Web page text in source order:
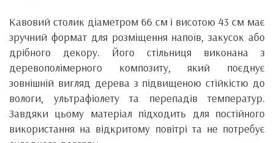
Кавовий столик діаметром 66 см і висотою 43 см має
зручний формат для розміщення напоїв, закусок або
дрібного декору. Його стільниця виконана з
деревополімерного композиту, який поєднує
зовнішній вигляд дерева з підвищеною стійкістю до
вологи, ультрафіолету та перепадів температур.
Завдяки цьому матеріал підходить для постійного
використання на відкритому повітрі та не потребує